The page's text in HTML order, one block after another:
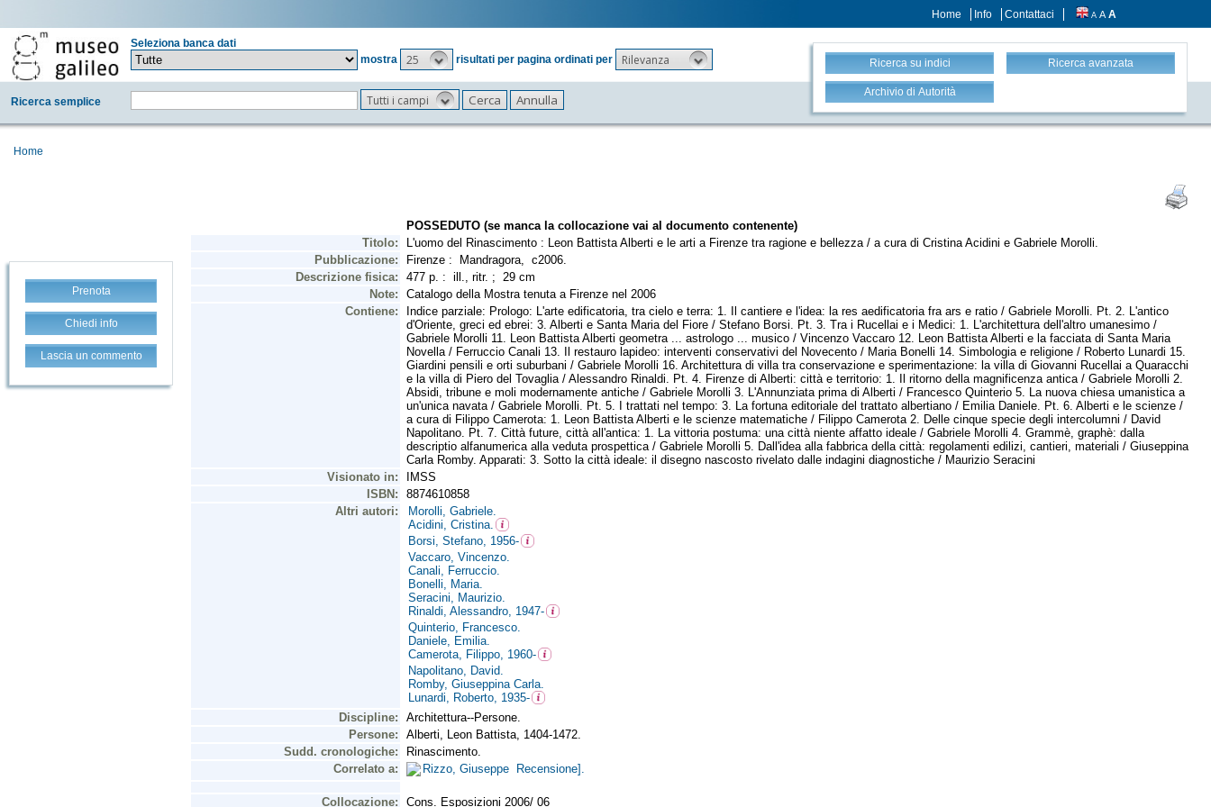
Home Info Contattaci A A A
Seleziona banca dati
mostra
25 risultati per pagina ordinati per Rilevanza
Ricerca semplice Tutti i campi
Ricerca su indici Ricerca avanzata
Archivio di Autorità
Home
Prenota
Chiedi info
Lascia un commento